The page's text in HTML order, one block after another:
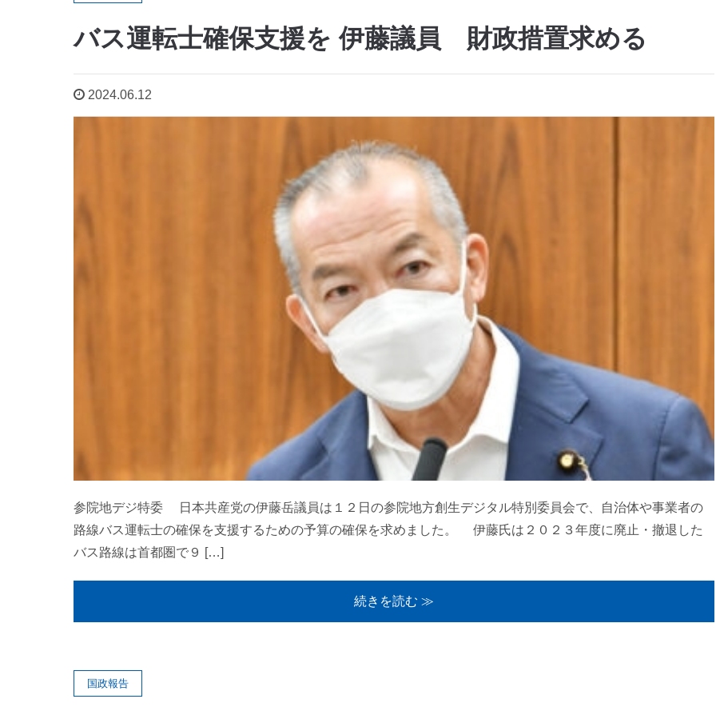
バス運転士確保支援を 伊藤議員 財政措置求める
2024.06.12
参院地デジ特委 日本共産党の伊藤岳議員は１２日の参院地方創生デジタル特別委員会で、自治体や事業者の
路線バス運転士の確保を支援するための予算の確保を求めました。 伊藤氏は２０２３年度に廃止・撤退した
バス路線は首都圏で９ […]
続きを読む ≫
国政報告